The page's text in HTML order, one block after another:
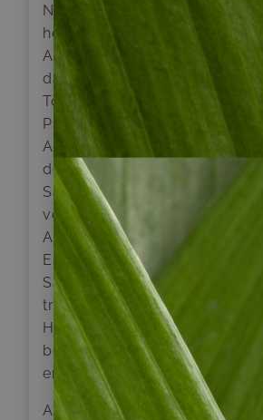
Nach einem stärkenden
heute der Besuch des Salzsees
Atacama mit der Laguna
dafür zuerst Richtung
Toconao, wo wir auf einem
Plaza und Kirche kennenlernen
Anschließend erreichen wir den
de Atacama. Dieser Salar ist der
Salzsee der Welt, er entstand
von Jahren durch den Umbruch
Andenkordillere und der
Es ist beeindruckend, die
Salzkrusten in achteckiger
trockensten Wüste der Welt zu
Hier können wir drei
beobachten, die sich von der
ernähren.
Am Nachmittag besuchen wir